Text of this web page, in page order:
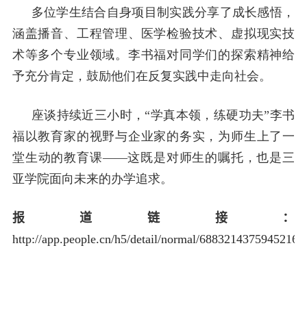
多位学生结合自身项目制实践分享了成长感悟，
涵盖播音、工程管理、医学检验技术、虚拟现实技
术等多个专业领域。李书福对同学们的探索精神给
予充分肯定，鼓励他们在反复实践中走向社会。
座谈持续近三小时，“学真本领，练硬功夫”李书
福以教育家的视野与企业家的务实，为师生上了一
堂生动的教育课——这既是对师生的嘱托，也是三
亚学院面向未来的办学追求。
报道链接：
http://app.people.cn/h5/detail/normal/6883214375945216